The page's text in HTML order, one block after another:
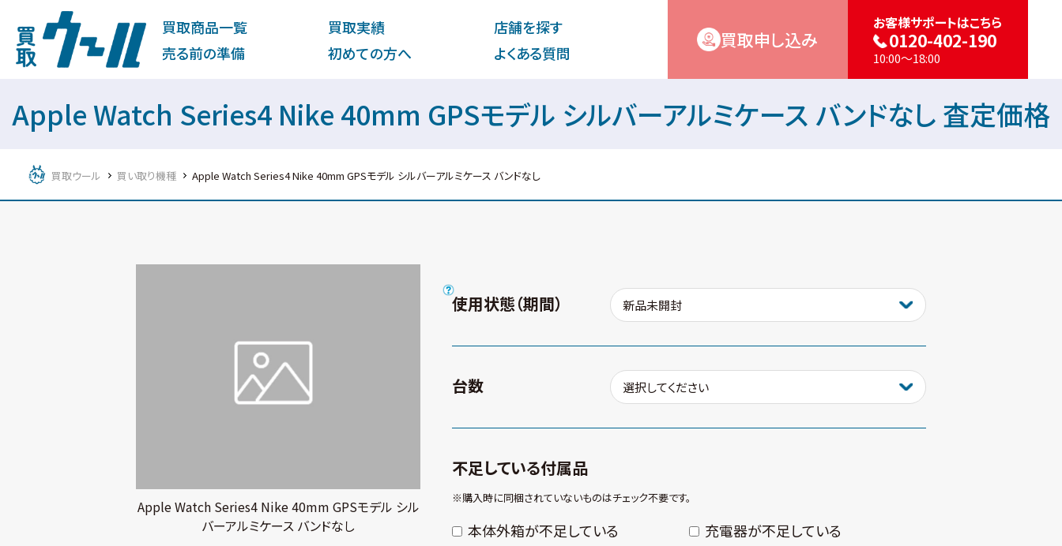
買取商品一覧 買取実績
店舗を探す
売る前の準備
初めての⽅へ よくある質問
買取申し込み
お客様サポートはこちら
0120-402-190
10:00～18:00
Apple Watch Series4 Nike 40mm GPSモデル シルバーアルミケース バンドなし 査定価格
買取ウール 買い取り機種 Apple Watch Series4 Nike 40mm GPSモデル シルバーアルミケース バンドなし
Apple Watch Series4 Nike 40mm GPSモデル シル
バーアルミケース バンドなし
使用状態（期間）
台数
不足している付属品
※購⼊時に同梱されていないものはチェック不要です。
本体外箱が不⾜している
充電器が不⾜している